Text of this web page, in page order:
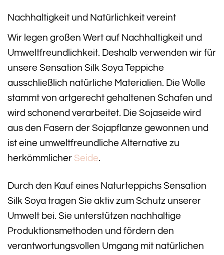
Nachhaltigkeit und Natürlichkeit vereint
Wir legen großen Wert auf Nachhaltigkeit und
Umweltfreundlichkeit. Deshalb verwenden wir für
unsere Sensation Silk Soya Teppiche
ausschließlich natürliche Materialien. Die Wolle
stammt von artgerecht gehaltenen Schafen und
wird schonend verarbeitet. Die Sojaseide wird
aus den Fasern der Sojapflanze gewonnen und
ist eine umweltfreundliche Alternative zu
herkömmlicher Seide.
Durch den Kauf eines Naturteppichs Sensation
Silk Soya tragen Sie aktiv zum Schutz unserer
Umwelt bei. Sie unterstützen nachhaltige
Produktionsmethoden und fördern den
verantwortungsvollen Umgang mit natürlichen